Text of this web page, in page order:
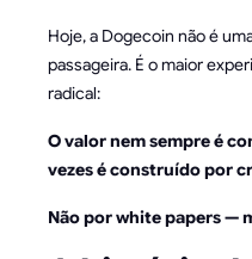
Hoje, a Dogecoin não é
passageira. É o maior
radical:
O valor nem sempre é
vezes é construído por
Não por white papers —